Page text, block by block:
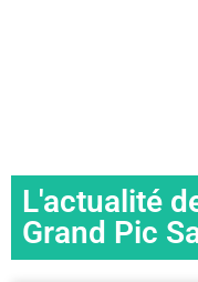
L'actualité
Grand Pic